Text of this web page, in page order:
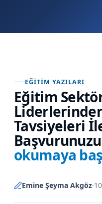
EĞITIM YAZILARI
Eğitim
Tavsiyeleri
okumaya
Emine Şeyma Akgöz·